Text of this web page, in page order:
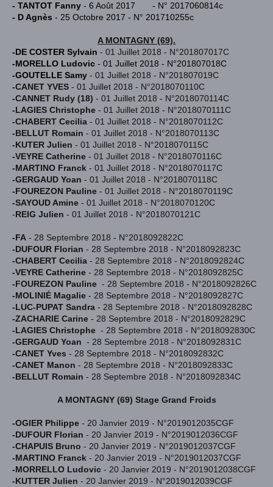
- TANTOT Fanny - 6 Août 2017 - N° 2017060814c
- D Agnès - 25 Octobre 2017 - N° 201710255c
A MONTAGNY (69).
-DE COSTER Sylvain - 01 Juillet 2018 - N°201807017C
-MORELLO Ludovic - 01 Juillet 2018 - N°201807018C
-GOUTELLE Samy - 01 Juillet 2018 - N°201807019C
-CANET YVES - 01 Juillet 2018 - N°2018070110C
-CANNET Rudy (18) - 01 Juillet 2018 - N°2018070114C
-LAGIES Christophe - 01 Juillet 2018 - N°2018070111C
-CHABERT Cecilia - 01 Juillet 2018 - N°2018070112C
-BELLUT Romain - 01 Juillet 2018 - N°2018070113C
-KUTER Julien - 01 Juillet 2018 - N°2018070115C
-VEYRE Catherine - 01 Juillet 2018 - N°2018070116C
-MARTINO Franck - 01 Juillet 2018 - N°2018070117C
-GERGAUD Yoan - 01 Juillet 2018 - N°2018070118C
-FOUREZON Pauline - 01 Juillet 2018 - N°2018070119C
-SAYOUD Amine - 01 Juillet 2018 - N°2018070120C
-REIG Julien - 01 Juillet 2018 - N°2018070121C
-FA - 28 Septembre 2018 - N°2018092822C
-DUFOUR Florian - 28 Septembre 2018 - N°2018092823C
-CHABERT Cecilia - 28 Septembre 2018 - N°2018092824C
-VEYRE Catherine - 28 Septembre 2018 - N°2018092825C
-FOUREZON Pauline - 28 Septembre 2018 - N°2018092826C
-MOLINIÉ Magalie - 28 Septembre 2018 - N°2018092827C
-LUC-PUPAT Sandra - 28 Septembre 2018 - N°2018092828C
-ZACHARIE Carine - 28 Septembre 2018 - N°2018092829C
-LAGIES Christophe - 28 Septembre 2018 - N°2018092830C
-GERGAUD Yoan - 28 Septembre 2018 - N°2018092831C
-CANET Yves - 28 Septembre 2018 - N°2018092832C
-CANET Manon - 28 Septembre 2018 - N°2018092833C
-BELLUT Romain - 28 Septembre 2018 - N°2018092834C
A MONTAGNY (69) Stage Grand Froids
-OGIER Philippe - 20 Janvier 2019 - N°2019012035CGF
-DUFOUR Florian - 20 Janvier 2019 - N°2019012036CGF
-CHAPUIS Bruno - 20 Janvier 2019 - N°2019012037CGF
-MARTINO Franck - 20 Janvier 2019 - N°2019012037CGF
-MORRELLO Ludovic - 20 Janvier 2019 - N°2019012038CGF
-KUTTER Julien - 20 Janvier 2019 - N°2019012039CGF